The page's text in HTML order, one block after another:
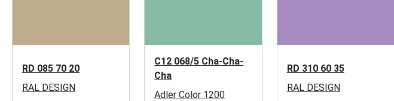
RD 085 70 20
RAL DESIGN
C12 068/5 Cha-Cha-
Cha
Adler Color 1200
RD 310 60 35
RAL DESIGN